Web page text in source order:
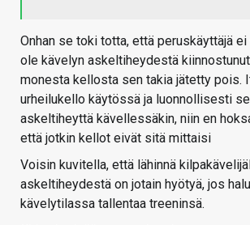
Onhan se toki totta, että peruskäyttäjä ei
ole kävelyn askeltiheydestä
monesta kellosta sen takia jätetty pois.
urheilukello käytössä ja luonnollisesti
askeltiheyttä kävellessäkin, niin en
että jotkin kellot eivät sitä mittaisi
Voisin kuvitella, että lähinnä
askeltiheydestä on jotain hyötyä, jos
kävelytilassa tallentaa treeninsä.